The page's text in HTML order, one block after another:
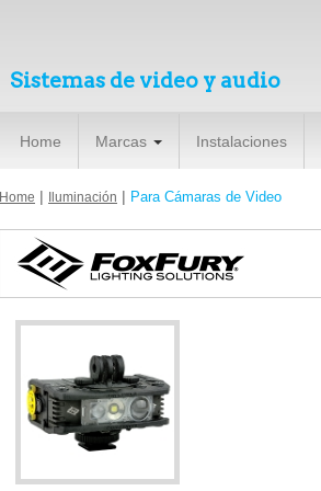
Sistemas de video y audio
Home Marcas Instalaciones
Home | Iluminación | Para Cámaras de Video